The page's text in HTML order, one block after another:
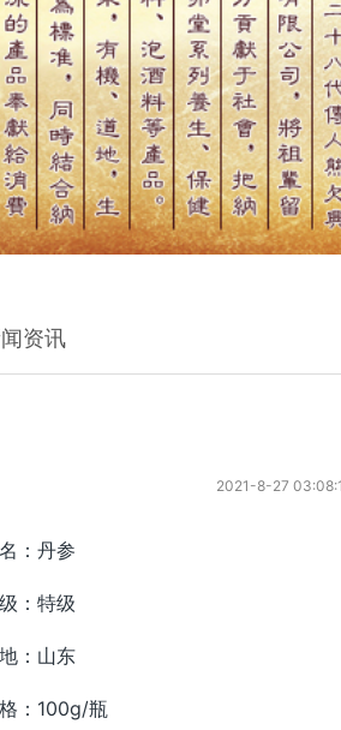
资讯
2021-8-27
：丹参
：特级
：山东
：100g/瓶